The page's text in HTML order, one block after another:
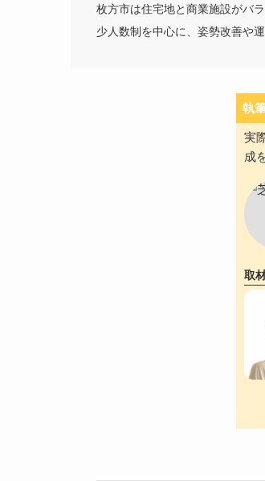
枚方市は住宅地と商業施設がバ
少人数制を中心に、姿勢改善や
執
実
成
取